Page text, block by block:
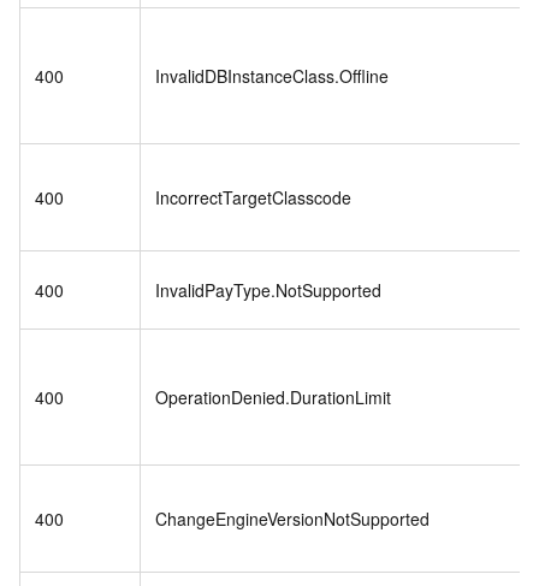
400 InvalidDBInstanceClass.Offline
400 IncorrectTargetClasscode
400 InvalidPayType.NotSupported
400 OperationDenied.DurationLimit
400 ChangeEngineVersionNotSupported